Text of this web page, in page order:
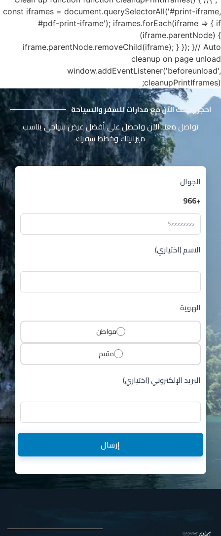
const iframes = document.querySelectorAll('#print-iframe,
#pdf-print-iframe'); iframes.forEach(iframe => { if
(iframe.parentNode) {
iframe.parentNode.removeChild(iframe); } }); }// Auto
cleanup on page unload
window.addEventListener('beforeunload',
cleanupPrintIframes);
احجز رحلتك الآن مع مدارات للسفر والسياحة
تواصل معنا الآن واحصل على أفضل عرض سياحي يناسب
ميزانيتك وخطط سفرك
الجوال
+966
الاسم (اختياري)
الهوية
مواطن
مقيم
البريد الإلكتروني (اختياري)
إرسال